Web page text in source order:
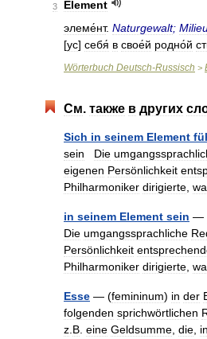
3
Element
элеме́нт. Naturgewalt;
[ус] себя́ в свое́й родно́й
Wörterbuch Deutsch-Russisch >
См. также в других
Sich in seinem Element
sein
Die
eigenen Persönlichkeit
Philharmoniker dirigierte
in seinem Element sein —
Die umgangssprachliche
Persönlichkeit
Philharmoniker dirigierte
Esse — (femininum) in der
folgenden sprichwörtlichen
z B eine Geldsumme die in